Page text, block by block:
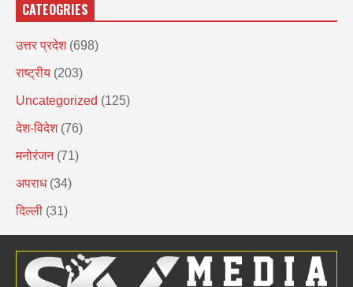
CATEOGRIES
उत्तर प्रदेश (698)
राष्ट्रीय (203)
Uncategorized (125)
देश-विदेश (76)
मनोरंजन (71)
अपराध (34)
दिल्ली (31)